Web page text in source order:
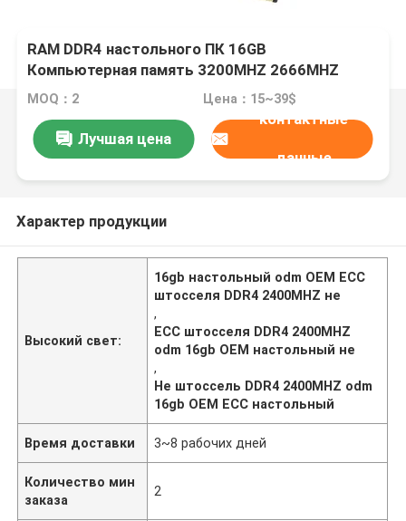
RAM DDR4 настольного ПК 16GB
Компьютерная память 3200MHZ 2666MHZ
2400MHZ Non ECC
MOQ：2 Цена：15~39$
Лучшая цена
контактные
данные
Характер продукции
Высокий свет:
16gb настольный odm OEM ECC
штосселя DDR4 2400MHZ не
,
ECC штосселя DDR4 2400MHZ
odm 16gb OEM настольный не
,
Не штоссель DDR4 2400MHZ odm
16gb OEM ECC настольный
Время доставки 3~8 рабочих дней
Количество мин
заказа
2